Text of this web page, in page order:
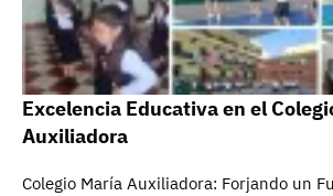
Excelencia Educativa en el
Auxiliadora
Colegio María Auxiliadora: Forjando un